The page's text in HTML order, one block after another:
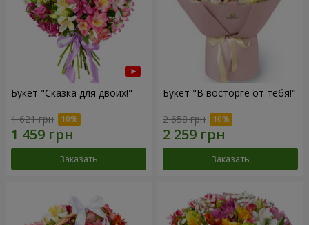
Букет "Сказка для двоих!"
1 621 грн
Заказать
Букет "В восторге от тебя!"
2 658 грн
Заказать